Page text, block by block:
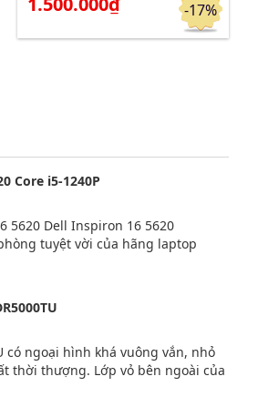
-17%
Core i5-1240P
5620 Dell Inspiron 16 5620
tuyệt vời của hãng laptop
có ngoại hình khá vuông vắn, nhỏ
thời thượng. Lớp vỏ bên ngoài của